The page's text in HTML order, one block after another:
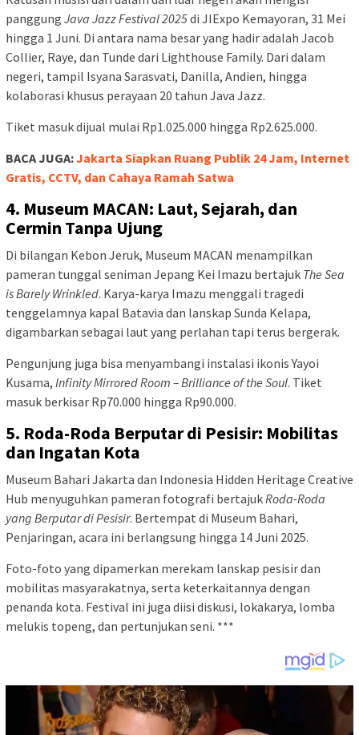
panggung Java Jazz Festival 2025di JIExpo Kemayoran, 31 Mei
hingga 1 Juni. Di antara nama besar yang hadir adalah Jacob
Collier, Raye, dan Tunde dari Lighthouse Family. Dari dalam
negeri, tampil Isyana Sarasvati, Danilla, Andien, hingga
kolaborasi khusus perayaan 20 tahun Java Jazz.
Tiket masuk dijual mulai Rp1.025.000 hingga Rp2.625.000.
BACA JUGA:Jakarta Siapkan Ruang Publik 24 Jam, Internet
Gratis, CCTV, dan Cahaya Ramah Satwa
4. Museum MACAN: Laut, Sejarah, dan
Cermin Tanpa Ujung
Di bilangan Kebon Jeruk, Museum MACAN menampilkan
pameran tunggal seniman Jepang Kei Imazu bertajuk The Sea
is Barely Wrinkled. Karya-karya Imazu menggali tragedi
tenggelamnya kapal Batavia dan lanskap Sunda Kelapa,
digambarkan sebagai laut yang perlahan tapi terus bergerak.
Pengunjung juga bisa menyambangi instalasi ikonis Yayoi
Kusama, Infinity Mirrored Room – Brilliance of the Soul. Tiket
masuk berkisar Rp70.000 hingga Rp90.000.
5. Roda-Roda Berputar di Pesisir: Mobilitas
dan Ingatan Kota
Museum Bahari Jakarta dan Indonesia Hidden Heritage Creative
Hub menyuguhkan pameran fotografi bertajukRoda-Roda
yang Berputar di Pesisir. Bertempat di Museum Bahari,
Penjaringan, acara ini berlangsung hingga 14 Juni 2025.
Foto-foto yang dipamerkan merekam lanskap pesisir dan
mobilitas masyarakatnya, serta keterkaitannya dengan
penanda kota. Festival ini juga diisi diskusi, lokakarya, lomba
melukis topeng, dan pertunjukan seni. ***